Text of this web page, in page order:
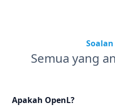
Semua yang
Apakah OpenL?